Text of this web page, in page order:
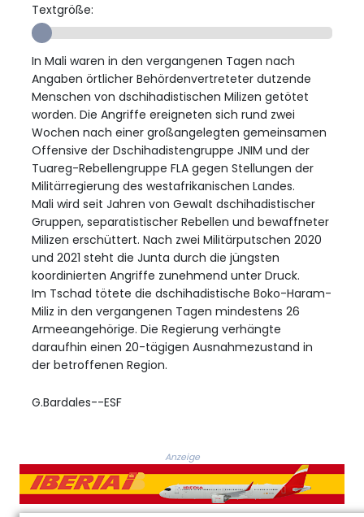
Textgröße:
In Mali waren in den vergangenen Tagen nach
Angaben örtlicher Behördenvertreteter dutzende
Menschen von dschihadistischen Milizen getötet
worden. Die Angriffe ereigneten sich rund zwei
Wochen nach einer großangelegten gemeinsamen
Offensive der Dschihadistengruppe JNIM und der
Tuareg-Rebellengruppe FLA gegen Stellungen der
Militärregierung des westafrikanischen Landes.
Mali wird seit Jahren von Gewalt dschihadistischer
Gruppen, separatistischer Rebellen und bewaffneter
Milizen erschüttert. Nach zwei Militärputschen 2020
und 2021 steht die Junta durch die jüngsten
koordinierten Angriffe zunehmend unter Druck.
Im Tschad tötete die dschihadistische Boko-Haram-
Miliz in den vergangenen Tagen mindestens 26
Armeeangehörige. Die Regierung verhängte
daraufhin einen 20-tägigen Ausnahmezustand in
der betroffenen Region.
G.Bardales--ESF
Anzeige